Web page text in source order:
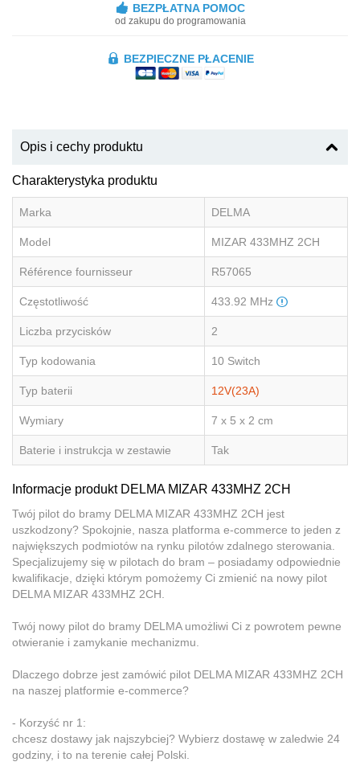
BEZPŁATNA POMOC
od zakupu do programowania
BEZPIECZNE PŁACENIE
Opis i cechy produktu
Charakterystyka produktu
Marka DELMA
Model MIZAR 433MHZ 2CH
Référence fournisseur R57065
Częstotliwość 433.92 MHz
Liczba przycisków 2
Typ kodowania 10 Switch
Typ baterii 12V(23A)
Wymiary 7 x 5 x 2 cm
Baterie i instrukcja w zestawie Tak
Informacje produkt DELMA MIZAR 433MHZ 2CH
Twój pilot do bramy DELMA MIZAR 433MHZ 2CH jest
uszkodzony? Spokojnie, nasza platforma e-commerce to jeden z
największych podmiotów na rynku pilotów zdalnego sterowania.
Specjalizujemy się w pilotach do bram – posiadamy odpowiednie
kwalifikacje, dzięki którym pomożemy Ci zmienić na nowy pilot
DELMA MIZAR 433MHZ 2CH.
Twój nowy pilot do bramy DELMA umożliwi Ci z powrotem pewne
otwieranie i zamykanie mechanizmu.
Dlaczego dobrze jest zamówić pilot DELMA MIZAR 433MHZ 2CH
na naszej platformie e-commerce?
- Korzyść nr 1:
chcesz dostawy jak najszybciej? Wybierz dostawę w zaledwie 24
godziny, i to na terenie całej Polski.